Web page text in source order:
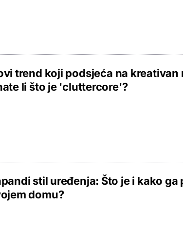
trend koji podsjeća na kreativan
li što je 'cluttercore'?
stil uređenja: Što je i kako ga
domu?